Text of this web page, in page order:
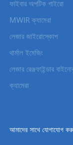
ফাইবার অপটিক গাইরো
MWIR ক্যামেরা
লেজার জাইরোস্কোপ
থার্মাল ইমেজিং
লেজার রেঞ্জফাইন্ডার
ক্যামেরা
আমাদের সাথে যোগাযোগ